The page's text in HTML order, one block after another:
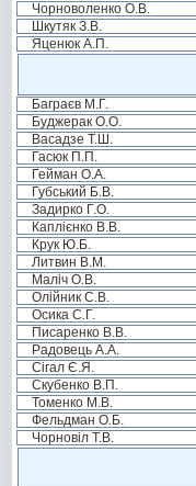
Чорноволенко О.В.
Шкутяк З.В.
Яценюк А.П.
Баграєв М.Г.
Буджерак О.О.
Васадзе Т.Ш.
Гасюк П.П.
Гейман О.А.
Губський Б.В.
Задирко Г.О.
Каплієнко В.В.
Крук Ю.Б.
Литвин В.М.
Маліч О.В.
Олійник С.В.
Осика С.Г.
Писаренко В.В.
Радовець А.А.
Сігал Є.Я.
Скубенко В.П.
Томенко М.В.
Фельдман О.Б.
Чорновіл Т.В.